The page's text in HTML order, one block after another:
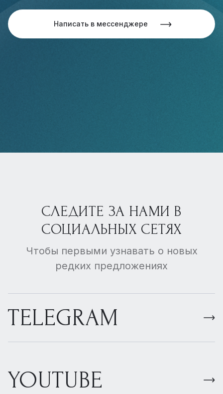
Написать в мессенджере
СЛЕДИТЕ ЗА НАМИ В
СОЦИАЛЬНЫХ СЕТЯХ
Чтобы первыми узнавать о новых
редких предложениях
TELEGRAM
YOUTUBE